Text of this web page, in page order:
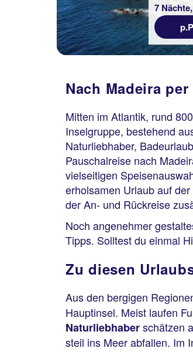
7
Nach Madeira
Mitten im Atlantik, rund
Inselgruppe, bestehend
Naturliebhaber,
Pauschalreise nach
vielseitigen
erholsamen Urlaub auf
der An- und Rückreise
Noch angenehmer
Tipps. Solltest du einmal
Zu diesen
Aus den bergigen
Hauptinsel. Meist laufen
Naturliebhaberschätzen
steil ins Meer abfallen. Im